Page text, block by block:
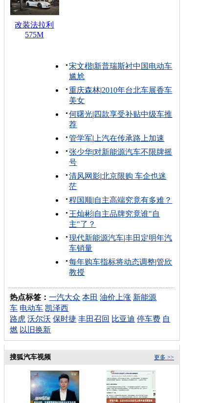
改装法拉利
575M
宋文楷|新普瑞斯衬中国电动车
尴尬
重庆森林|2010年台北车展香车
美女
何曙光| 四款享受补贴中级车推
荐
管学军| 上汽在传承路上加速
张少华|对新能源汽车不限牌摇
号
清风网影|北京限购 车企也迷
茫
程国顺|自主高端究竟有多难？
王灿彬|自主品牌究竟谁"自
主"了？
现代新能源汽车|丰田定明年汽
车销量
每年购车指标将动态调整|管欣
教授
热点标签：一汽大众 本田 油价上涨 新能源
车 电动车 凯泽西
路虎 沃尔沃 保时捷 丰田召回 比亚迪 停车费 自
燃 以旧换新
更多 >>
搜狐汽车视频